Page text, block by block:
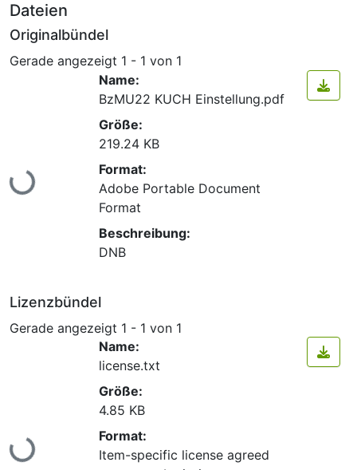
Dateien
Originalbündel
Gerade angezeigt 1 - 1 von 1
Lade...
Name:
BzMU22 KUCH Einstellung.pdf
Größe:
219.24 KB
Format:
Adobe Portable Document
Format
Beschreibung:
DNB
Lizenzbündel
Gerade angezeigt 1 - 1 von 1
Lade...
Name:
license.txt
Größe:
4.85 KB
Format:
Item-specific license agreed